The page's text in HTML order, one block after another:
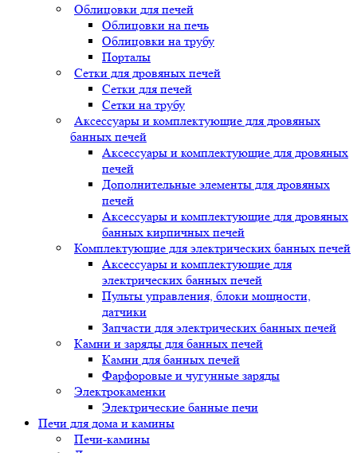
Облицовки для печей
Облицовки на печь
Облицовки на трубу
Порталы
Сетки для дровяных печей
Сетки для печей
Сетки на трубу
Аксессуары и комплектующие для дровяных
банных печей
Аксессуары и комплектующие для дровяных
печей
Дополнительные элементы для дровяных
печей
Аксессуары и комплектующие для дровяных
банных кирпичных печей
Комплектующие для электрических банных печей
Аксессуары и комплектующие для
электрических банных печей
Пульты управления, блоки мощности,
датчики
Запчасти для электрических банных печей
Камни и заряды для банных печей
Камни для банных печей
Фарфоровые и чугунные заряды
Электрокаменки
Электрические банные печи
Печи для дома и камины
Печи-камины